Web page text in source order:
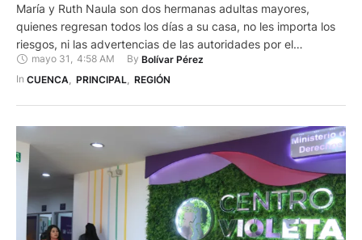
María y Ruth Naula son dos hermanas adultas mayores,
quienes regresan todos los días a su casa, no les importa los
riesgos, ni las advertencias de las autoridades por el
macrodeslizamiento activo hace más de cuatro años en el
cantón Nabón que afecta al barrio Rosas y los sectores
mayo 31 , 4:58 AM By Bolívar Pérez
In CUENCA PRINCIPAL REGIÓN